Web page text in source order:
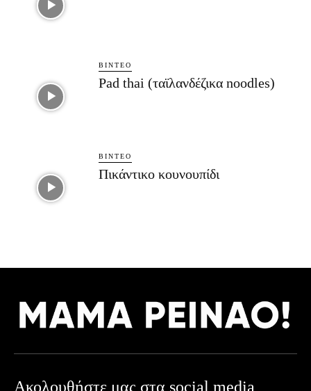
ΒΊΝΤΕΟ
Pad thai (ταϊλανδέζικα noodles)
ΒΊΝΤΕΟ
Πικάντικο κουνουπίδι
Ακολουθήστε μας στα social media